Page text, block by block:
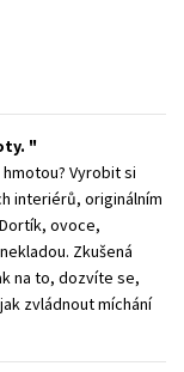
Vyrobit si
interiérů, originálním
ovoce,
Zkušená
na to, dozvíte se,
zvládnout míchání